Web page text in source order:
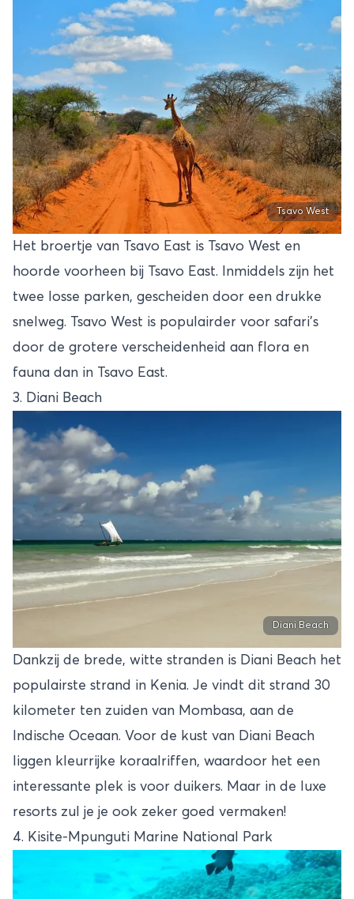
Tsavo West
Het broertje van Tsavo East is Tsavo West en
hoorde voorheen bij Tsavo East. Inmiddels zijn het
twee losse parken, gescheiden door een drukke
snelweg. Tsavo West is populairder voor safari’s
door de grotere verscheidenheid aan flora en
fauna dan in Tsavo East.
3. Diani Beach
Diani Beach
Dankzij de brede, witte stranden is Diani Beach het
populairste strand in Kenia. Je vindt dit strand 30
kilometer ten zuiden van Mombasa, aan de
Indische Oceaan. Voor de kust van Diani Beach
liggen kleurrijke koraalriffen, waardoor het een
interessante plek is voor duikers. Maar in de luxe
resorts zul je je ook zeker goed vermaken!
4. Kisite-Mpunguti Marine National Park